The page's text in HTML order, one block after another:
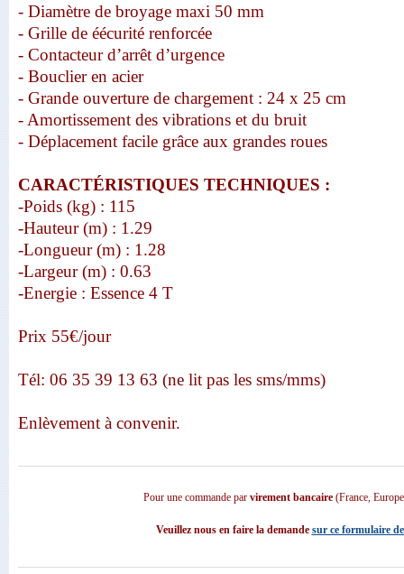
- Diamètre de broyage maxi 50 mm
- Grille de éécurité renforcée
- Contacteur d’arrêt d’urgence
- Bouclier en acier
- Grande ouverture de chargement : 24 x 25 cm
- Amortissement des vibrations et du bruit
- Déplacement facile grâce aux grandes roues
CARACTÉRISTIQUES TECHNIQUES :
-Poids (kg) : 115
-Hauteur (m) : 1.29
-Longueur (m) : 1.28
-Largeur (m) : 0.63
-Energie : Essence 4 T
Prix 55€/jour
Tél: 06 35 39 13 63 (ne lit pas les sms/mms)
Enlèvement à convenir.
Pour une commande par virement bancaire (France,
Veuillez nous en faire la demande sur ce formulaire